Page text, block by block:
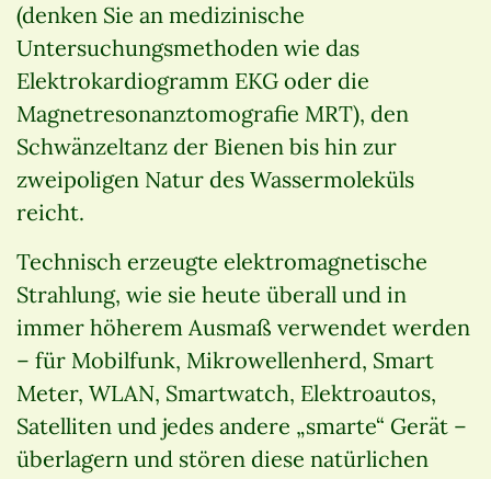
(denken Sie an medizinische
Untersuchungsmethoden wie das
Elektrokardiogramm EKG oder die
Magnetresonanztomografie MRT), den
Schwänzeltanz der Bienen bis hin zur
zweipoligen Natur des Wassermoleküls
reicht.
Technisch erzeugte elektromagnetische
Strahlung, wie sie heute überall und in
immer höherem Ausmaß verwendet werden
– für Mobilfunk, Mikrowellenherd, Smart
Meter, WLAN, Smartwatch, Elektroautos,
Satelliten und jedes andere „smarte“ Gerät –
überlagern und stören diese natürlichen